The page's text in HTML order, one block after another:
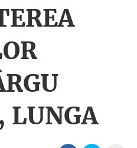
LUNGA